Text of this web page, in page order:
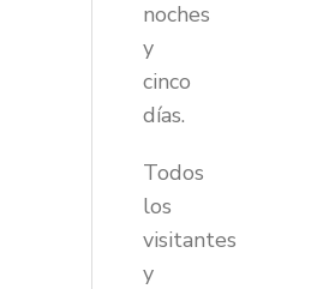
noches
y
cinco
días.
Todos
los
visitantes
y